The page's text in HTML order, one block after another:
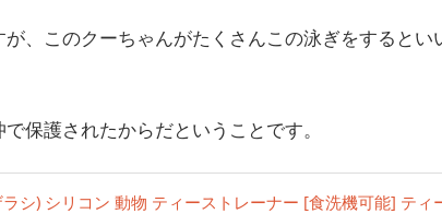
、このクーちゃんがたくさんこの泳ぎをするとい
保護されたからだということです。
シ) シリコン 動物 ティーストレーナー [食洗機可能] ティ